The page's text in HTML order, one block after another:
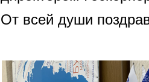
От всей души